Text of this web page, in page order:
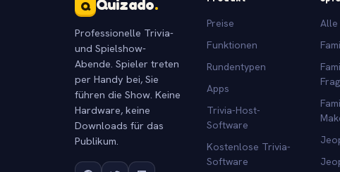
Q Quizado.
Professionelle Trivia-
und Spielshow-
Abende. Spieler treten
per Handy bei, Sie
führen die Show. Keine
Hardware, keine
Downloads für das
Publikum.
Preise
Funktionen
Rundentypen
Apps
Trivia-Host-
Software
Kostenlose Trivia-
Software
Alle